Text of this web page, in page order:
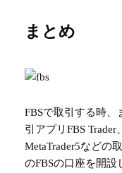
まとめ
FBSで取引する時、
引アプリFBS Trader
MetaTrader5などの
のFBSの口座を開